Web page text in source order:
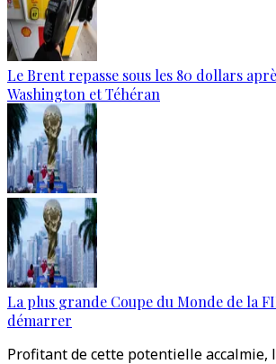
Le Brent repasse sous les 80 dollars
Washington et Téhéran
La plus grande Coupe du Monde de la
démarrer
Profitant de cette potentielle accalmie,